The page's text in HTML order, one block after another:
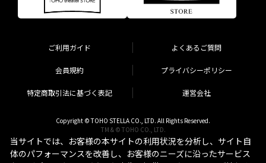
ご利用ガイド よくあるご質問
会員規約 プライバシーポリシー
特定商取引法に基づく表記 運営会社
Copyright © TOHO STELLA CO., LTD. All Rights Reserved.
TM & © TOHO CO., LTD.
当サイトでは、お客様の本サイトの利用状況を分析し、サイト自
体のパフォーマンスを改善し、お客様のニーズに沿ったサービス